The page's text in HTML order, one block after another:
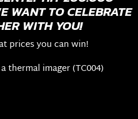
WANT TO CELEBRATE
WITH YOU!
prices you can win!
thermal imager (TC004)